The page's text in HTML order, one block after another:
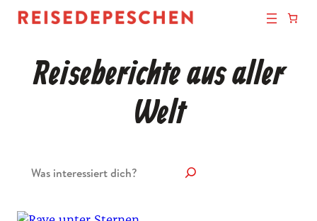
Reiseberichte aus aller
Welt